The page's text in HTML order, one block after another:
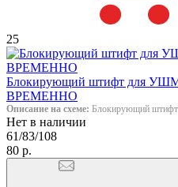
25
Блокирующий штифт для
ВРЕМЕННО
Описание на схеме: Блокирующий штифт
Нет в наличии
61/83/108
80 р.